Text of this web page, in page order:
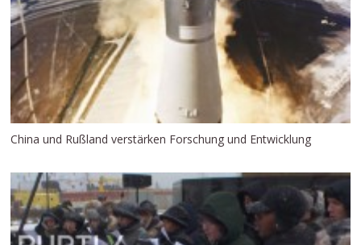
China und Rußland verstärken Forschung und Entwicklung